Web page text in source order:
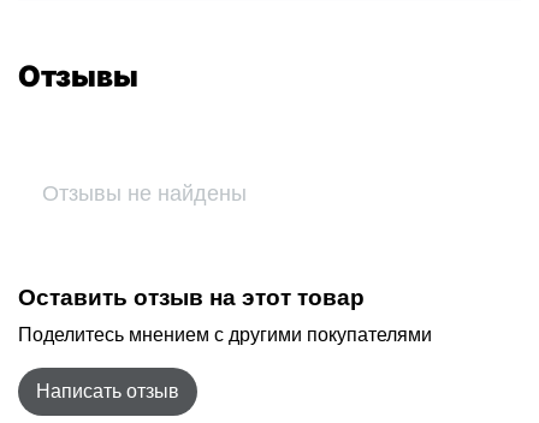
Отзывы
Отзывы не найдены
Оставить отзыв на этот товар
Поделитесь мнением с другими покупателями
Написать отзыв